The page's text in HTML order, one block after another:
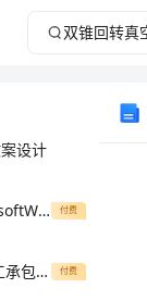
设计
抑郁自评量表MicrosoftWord文档(2) 付费
2024年通信工程施工承包协议书 付费